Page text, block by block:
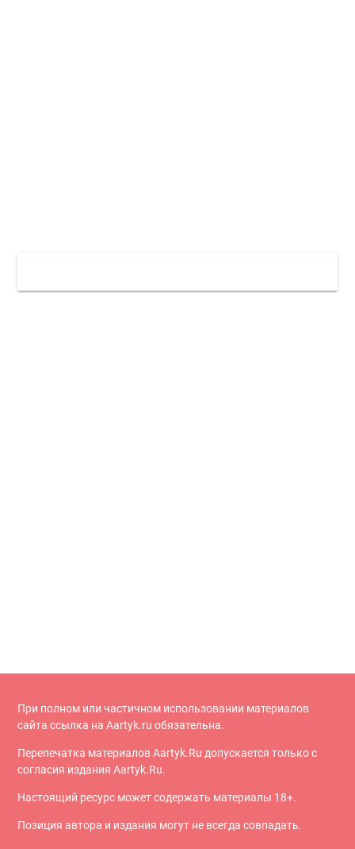
При полном или частичном использовании материалов
сайта ссылка на Aartyk.ru oбязательна.
Перепечатка материалов Aartyk.Ru допускается только с
согласия издания Aartyk.Ru.
Настоящий ресурс может содержать материалы 18+.
Позиция автора и издания могут не всегда совпадать.